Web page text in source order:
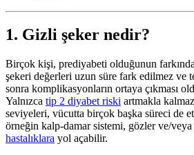
1. Gizli şeker nedir?
Birçok kişi, prediyabeti olduğunun
şekeri değerleri uzun süre fark edilmez ve
sonra komplikasyonların ortaya çıkması
Yalnızca tip 2 diyabet riski artmakla
seviyeleri, vücutta birçok başka süreci de
örneğin kalp-damar sistemi, gözler ve/
hastalıklara yol açabilir.